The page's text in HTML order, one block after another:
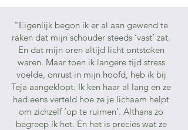
"Eigenlijk begon ik er al aan gewend te
raken dat mijn schouder steeds ‘vast’ zat.
En dat mijn oren altijd licht ontstoken
waren. Maar toen ik langere tijd stress
voelde, onrust in mijn hoofd, heb ik bij
Teja aangeklopt. Ik ken haar al lang en ze
had eens verteld hoe ze je lichaam helpt
om zichzelf ‘op te ruimen’. Althans zo
begreep ik het. En het is precies wat ze